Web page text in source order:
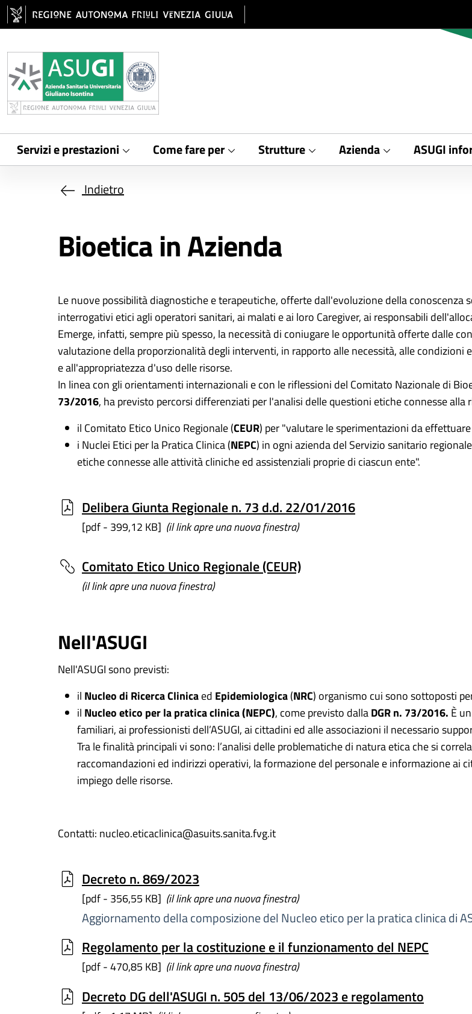
Salta al contenuto principale
Servizi e prestazioni Come fare per Strutture Azienda ASUGI
Indietro
Bioetica in Azienda
Le nuove possibilità diagnostiche e terapeutiche, offerte dall'evoluzione della
interrogativi etici agli operatori sanitari, ai malati e ai loro Caregiver, ai responsabili
Emerge, infatti, sempre più spesso, la necessità di coniugare le opportunità offerte dalle
valutazione della proporzionalità degli interventi, in rapporto alle necessità, alle
e all'appropriatezza d'uso delle risorse.
In linea con gli orientamenti internazionali e con le riflessioni del Comitato Nazionale di
73/2016, ha previsto percorsi differenziati per l'analisi delle questioni etiche connesse alla
il Comitato Etico Unico Regionale (CEUR) per "valutare le sperimentazioni da
i Nuclei Etici per la Pratica Clinica (NEPC) in ogni azienda del Servizio sanitario
etiche connesse alle attività cliniche ed assistenziali proprie di ciascun ente".
Delibera Giunta Regionale n. 73 d.d. 22/01/2016
[pdf - 399,12 KB] (il link apre una nuova finestra)
Comitato Etico Unico Regionale (CEUR)
(il link apre una nuova finestra)
Nell'ASUGI
Nell'ASUGI sono previsti:
il Nucleo di Ricerca Clinicaed Epidemiologica(NRC) organismo cui sono sottoposti
il Nucleo etico per la pratica clinica (NEPC), come previsto dallaDGR n. 73/2016. È
familiari, ai professionisti dell’ASUGI, ai cittadini ed alle associazioni il necessario
Tra le finalità principali vi sono: l’analisi delle problematiche di natura etica che si
raccomandazioni ed indirizzi operativi, la formazione del personale e informazione ai
impiego delle risorse.
Contatti: nucleo.eticaclinica@asuits.sanita.fvg.it
Decreto n. 869/2023
[pdf - 356,55 KB] (il link apre una nuova finestra)
Aggiornamento della composizione del Nucleo etico per la pratica clinica di
Regolamento per la costituzione e il funzionamento del NEPC
[pdf - 470,85 KB] (il link apre una nuova finestra)
Decreto DG dell'ASUGI n. 505 del 13/06/2023 e regolamento